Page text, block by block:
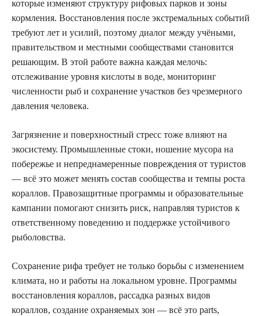
которые изменяют структуру рифовых парков и зоны
кормления. Восстановления после экстремальных событий
требуют лет и усилий, поэтому диалог между учёными,
правительством и местными сообществами становится
решающим. В этой работе важна каждая мелочь:
отслеживание уровня кислоты в воде, мониторинг
численности рыб и сохранение участков без чрезмерного
давления человека.
Загрязнение и поверхностный стресс тоже влияют на
экосистему. Промышленные стоки, ношение мусора на
побережье и непреднамеренные повреждения от туристов
— всё это может менять состав сообщества и темпы роста
кораллов. Правозащитные программы и образовательные
кампании помогают снизить риск, направляя туристов к
ответственному поведению и поддержке устойчивого
рыболовства.
Сохранение рифа требует не только борьбы с изменением
климата, но и работы на локальном уровне. Программы
восстановления кораллов, рассадка разных видов
кораллов, создание охраняемых зон — всё это parts,